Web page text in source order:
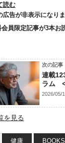
読む
告が非表示になりま
員限定記事が3本お
次の記事
連載
ラム
2026/05/
を見る
健康 BOOKS